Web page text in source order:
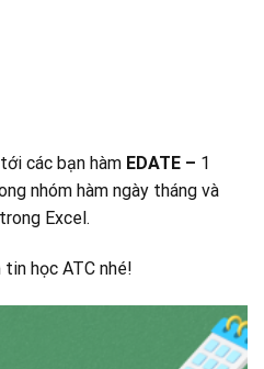
các bạn hàm EDATE – 1
nhóm hàm ngày tháng và
Excel.
học ATC nhé!